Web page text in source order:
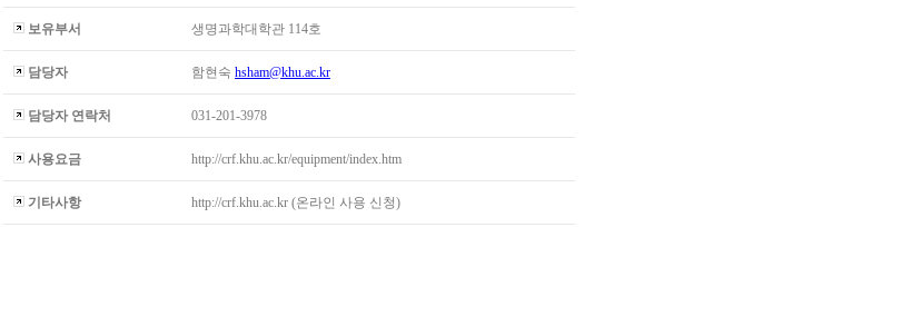
보유부서 생명과학대학관 114호
담당자 함현숙 hsham@khu.ac.kr
담당자 연락처 031-201-3978
사용요금 http://crf.khu.ac.kr/equipment/index.htm
기타사항 http://crf.khu.ac.kr (온라인 사용 신청)